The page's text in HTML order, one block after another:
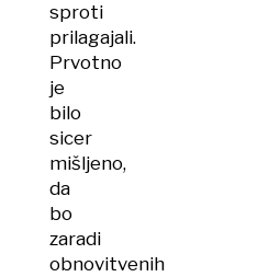
sproti
prilagajali.
Prvotno
je
bilo
sicer
mišljeno,
da
bo
zaradi
obnovitvenih